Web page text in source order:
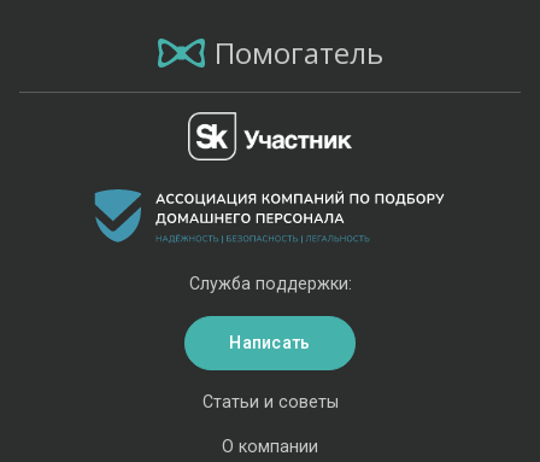
Помогатель
Статьи и советы
О компании
Служба поддержки:
Написать